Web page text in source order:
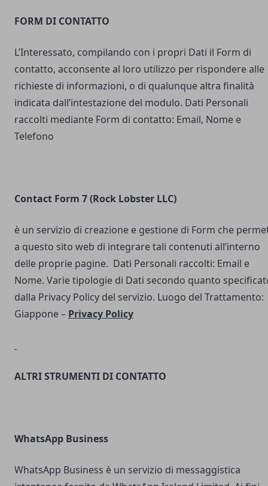
FORM DI CONTATTO
L’Interessato, compilando con i propri Dati il Form di
contatto, acconsente al loro utilizzo per rispondere alle
richieste di informazioni, o di qualunque altra finalità
indicata dall’intestazione del modulo. Dati Personali
raccolti mediante Form di contatto: Email, Nome e
Telefono
Contact Form 7 (Rock Lobster LLC)
è un servizio di creazione e gestione di Form che
a questo sito web di integrare tali contenuti all’interno
delle proprie pagine. Dati Personali raccolti: Email e
Nome. Varie tipologie di Dati secondo quanto
dalla Privacy Policy del servizio. Luogo del Trattamento:
Giappone – Privacy Policy
ALTRI STRUMENTI DI CONTATTO
WhatsApp Business
WhatsApp Business è un servizio di messaggistica